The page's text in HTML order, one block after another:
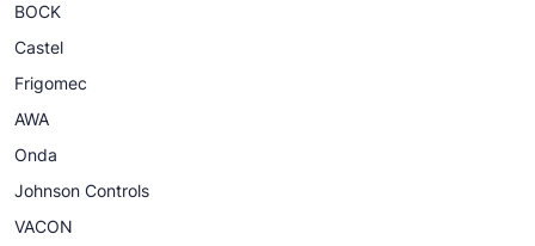
BOCK
Castel
Frigomec
AWA
Onda
Johnson Controls
VACON